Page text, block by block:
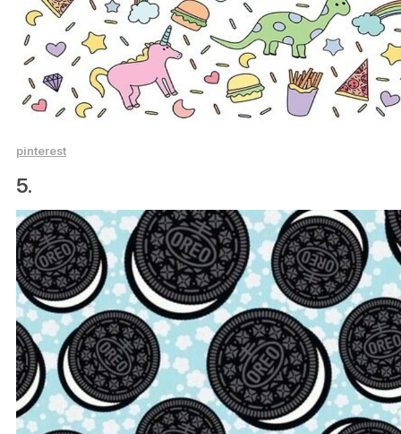
pinterest
5.